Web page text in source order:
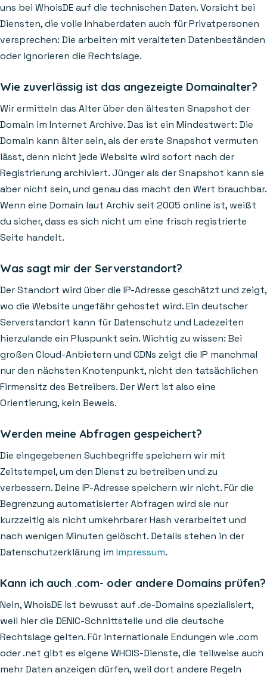
uns bei WhoisDE auf die technischen Daten. Vorsicht bei
Diensten, die volle Inhaberdaten auch für Privatpersonen
versprechen: Die arbeiten mit veralteten Datenbeständen
oder ignorieren die Rechtslage.
Wie zuverlässig ist das angezeigte Domainalter?
Wir ermitteln das Alter über den ältesten Snapshot der
Domain im Internet Archive. Das ist ein Mindestwert: Die
Domain kann älter sein, als der erste Snapshot vermuten
lässt, denn nicht jede Website wird sofort nach der
Registrierung archiviert. Jünger als der Snapshot kann sie
aber nicht sein, und genau das macht den Wert brauchbar.
Wenn eine Domain laut Archiv seit 2005 online ist, weißt
du sicher, dass es sich nicht um eine frisch registrierte
Seite handelt.
Was sagt mir der Serverstandort?
Der Standort wird über die IP-Adresse geschätzt und zeigt,
wo die Website ungefähr gehostet wird. Ein deutscher
Serverstandort kann für Datenschutz und Ladezeiten
hierzulande ein Pluspunkt sein. Wichtig zu wissen: Bei
großen Cloud-Anbietern und CDNs zeigt die IP manchmal
nur den nächsten Knotenpunkt, nicht den tatsächlichen
Firmensitz des Betreibers. Der Wert ist also eine
Orientierung, kein Beweis.
Werden meine Abfragen gespeichert?
Die eingegebenen Suchbegriffe speichern wir mit
Zeitstempel, um den Dienst zu betreiben und zu
verbessern. Deine IP-Adresse speichern wir nicht. Für die
Begrenzung automatisierter Abfragen wird sie nur
kurzzeitig als nicht umkehrbarer Hash verarbeitet und
nach wenigen Minuten gelöscht. Details stehen in der
Datenschutzerklärung im Impressum.
Kann ich auch .com- oder andere Domains prüfen?
Nein, WhoisDE ist bewusst auf .de-Domains spezialisiert,
weil hier die DENIC-Schnittstelle und die deutsche
Rechtslage gelten. Für internationale Endungen wie .com
oder .net gibt es eigene WHOIS-Dienste, die teilweise auch
mehr Daten anzeigen dürfen, weil dort andere Regeln